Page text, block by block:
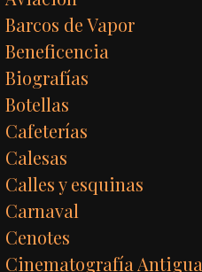
Barcos de Vapor
Beneficencia
Biografías
Botellas
Cafeterías
Calesas
Calles y esquinas
Carnaval
Cenotes
Cinematografía Antigua